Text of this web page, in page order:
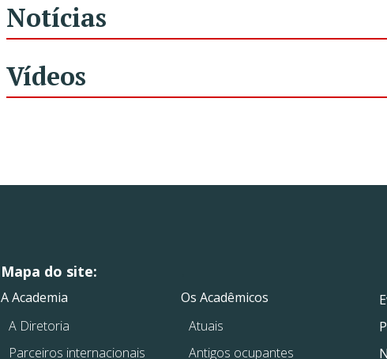
Notícias
Vídeos
Mapa do site:
A Academia
A Diretoria
Parceiros internacionais
Os Acadêmicos
Atuais
Antigos ocupantes